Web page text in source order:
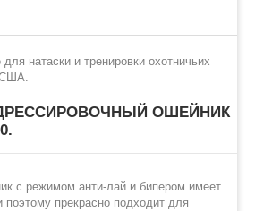
натаски и тренировки охотничьих
ОШЕЙНИК
с режимом анти-лай и бипером имеет
прекрасно подходит для